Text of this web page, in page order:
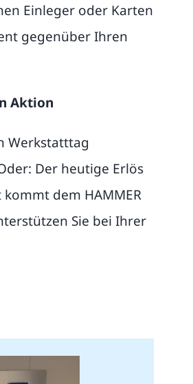
Einleger oder Karten
gegenüber Ihren
Aktion
Werkstatttag
Der heutige Erlös
dem HAMMER
Sie bei Ihrer